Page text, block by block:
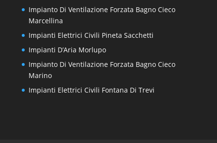
Impianto Di Ventilazione Forzata Bagno Cieco
Marcellina
Impianti Elettrici Civili Pineta Sacchetti
Impianti D’Aria Morlupo
Impianto Di Ventilazione Forzata Bagno Cieco
Marino
Impianti Elettrici Civili Fontana Di Trevi